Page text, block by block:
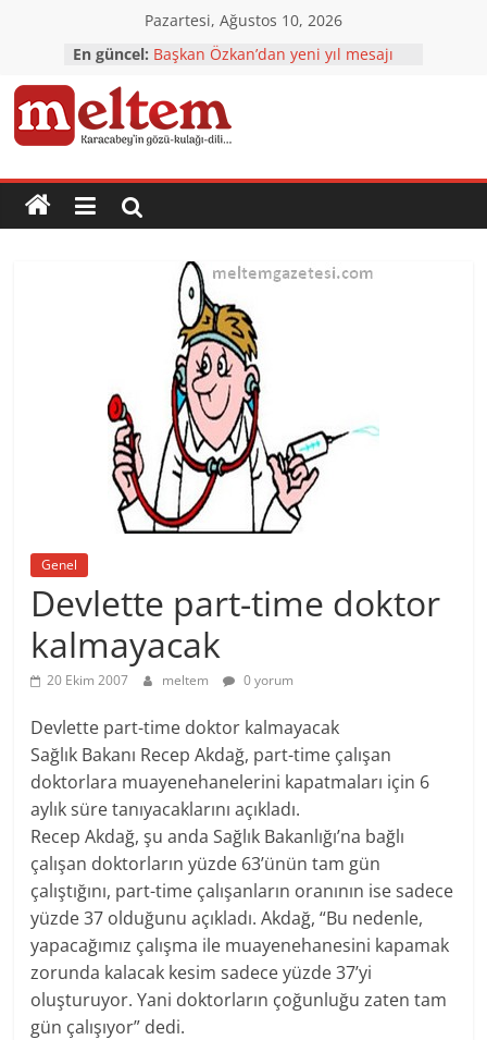
Pazartesi, Ağustos 10, 2026
En güncel: Başkan Özkan’dan yeni yıl mesajı
Karacabey’in çehresi yatırımlarla
değişiyor
TÜRKOĞLU: 2023 Ülkemizin
CHP’den çok özel ziyaretler
Karacabey
Meltem
Gazetesi
Genel
Devlette part-time doktor
kalmayacak
20 Ekim 2007 meltem 0 yorum
Devlette part-time doktor kalmayacak
Sağlık Bakanı Recep Akdağ, part-time çalışan
doktorlara muayenehanelerini kapatmaları için 6
aylık süre tanıyacaklarını açıkladı.
Recep Akdağ, şu anda Sağlık Bakanlığı’na bağlı
çalışan doktorların yüzde 63’ünün tam gün
çalıştığını, part-time çalışanların oranının ise sadece
yüzde 37 olduğunu açıkladı. Akdağ, “Bu nedenle,
yapacağımız çalışma ile muayenehanesini kapamak
zorunda kalacak kesim sadece yüzde 37’yi
oluşturuyor. Yani doktorların çoğunluğu zaten tam
gün çalışıyor” dedi.